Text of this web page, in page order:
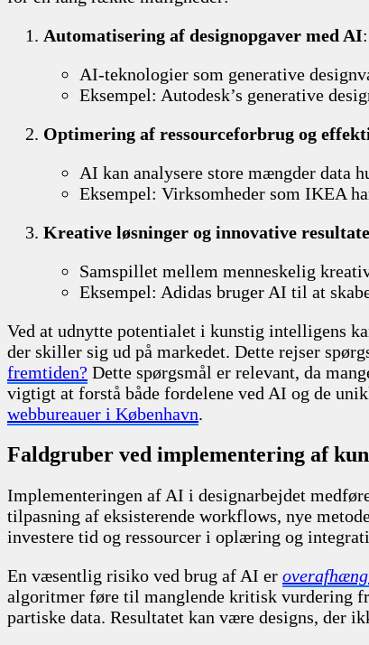
Automatisering af designopgaver med AI:
AI-teknologier som generative
Eksempel: Autodesk’s generative
Optimering af ressourceforbrug og
AI kan analysere store mængder data
Eksempel: Virksomheder som IKEA
Kreative løsninger og innovative
Samspillet mellem menneskelig
Eksempel: Adidas bruger AI til at
Ved at udnytte potentialet i kunstig intelligens
der skiller sig ud på markedet. Dette rejser
fremtiden? Dette spørgsmål er relevant, da
vigtigt at forstå både fordelene ved AI og de
webbureauer i København.
Faldgruber ved implementering af
Implementeringen af AI i designarbejdet
tilpasning af eksisterende workflows, nye
investere tid og ressourcer i oplæring og
En væsentlig risiko ved brug af AI er
algoritmer føre til manglende kritisk vurdering
partiske data. Resultatet kan være designs, der